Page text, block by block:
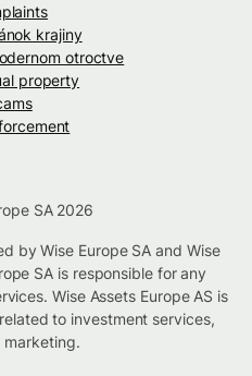
krajiny
otroctve
property
SA 2026
by Wise Europe SA and Wise
SA is responsible for any
Wise Assets Europe AS is
to investment services,
marketing.